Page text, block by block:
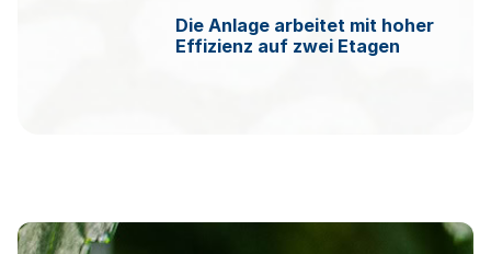
Die Anlage arbeitet mit hoher
Effizienz auf zwei Etagen